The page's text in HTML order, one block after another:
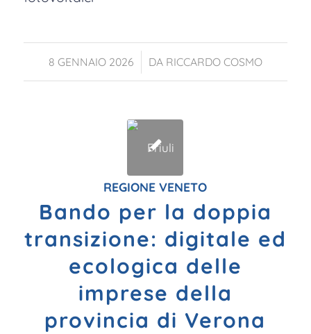
8 GENNAIO 2026
/ DA RICCARDO COSMO
REGIONE VENETO
Bando per la doppia
transizione: digitale ed
ecologica delle
imprese della
provincia di Verona